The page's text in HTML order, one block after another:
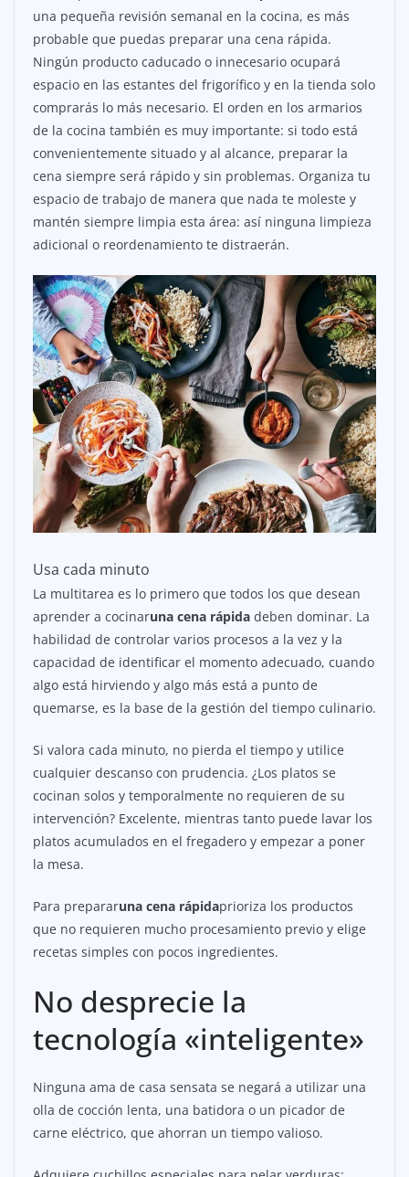
una pequeña revisión semanal en la cocina, es más
probable que puedas preparar una cena rápida.
Ningún producto caducado o innecesario ocupará
espacio en las estantes del frigorífico y en la tienda solo
comprarás lo más necesario. El orden en los armarios
de la cocina también es muy importante: si todo está
convenientemente situado y al alcance, preparar la
cena siempre será rápido y sin problemas. Organiza tu
espacio de trabajo de manera que nada te moleste y
mantén siempre limpia esta área: así ninguna limpieza
adicional o reordenamiento te distraerán.
Usa cada minuto
La multitarea es lo primero que todos los que desean
aprender a cocinaruna cena rápida deben dominar. La
habilidad de controlar varios procesos a la vez y la
capacidad de identificar el momento adecuado, cuando
algo está hirviendo y algo más está a punto de
quemarse, es la base de la gestión del tiempo culinario.
Si valora cada minuto, no pierda el tiempo y utilice
cualquier descanso con prudencia. ¿Los platos se
cocinan solos y temporalmente no requieren de su
intervención? Excelente, mientras tanto puede lavar los
platos acumulados en el fregadero y empezar a poner
la mesa.
Para prepararuna cena rápidaprioriza los productos
que no requieren mucho procesamiento previo y elige
recetas simples con pocos ingredientes.
No desprecie la
tecnología «inteligente»
Ninguna ama de casa sensata se negará a utilizar una
olla de cocción lenta, una batidora o un picador de
carne eléctrico, que ahorran un tiempo valioso.